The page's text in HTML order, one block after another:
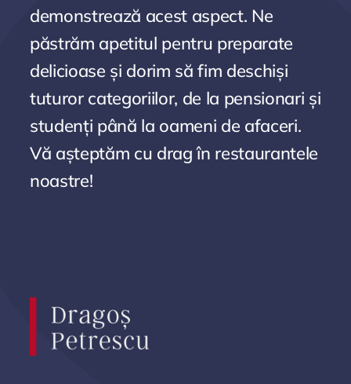
demonstrează acest aspect. Ne
păstrăm apetitul pentru preparate
delicioase și dorim să fim deschiși
tuturor categoriilor, de la pensionari și
studenți până la oameni de afaceri.
Vă așteptăm cu drag în restaurantele
noastre!